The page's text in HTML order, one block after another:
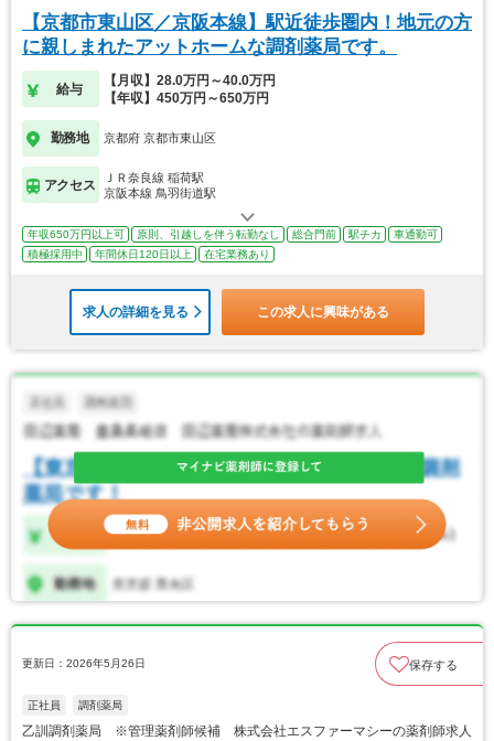
【京都市東山区／京阪本線】駅近徒歩圏内！地元の方
に親しまれたアットホームな調剤薬局です。
給与
【月収】28.0万円～40.0万円
【年収】450万円～650万円
勤務地 京都府 京都市東山区
アクセス
ＪＲ奈良線 稲荷駅
京阪本線 鳥羽街道駅
年収650万円以上可 原則、引越しを伴う転勤なし 総合門前 駅チカ
車通勤可
積極採用中
年間休日120日以上 在宅業務あり
求人の詳細を見る この求人に興味がある
更新日：2026年5月26日 保存する
正社員 調剤薬局
乙訓調剤薬局 ※管理薬剤師候補 株式会社エスファーマシーの薬剤師求人